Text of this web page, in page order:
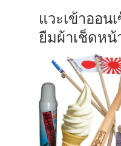
แวะเข้าออน
ยืมผ้าเช็ดหน้